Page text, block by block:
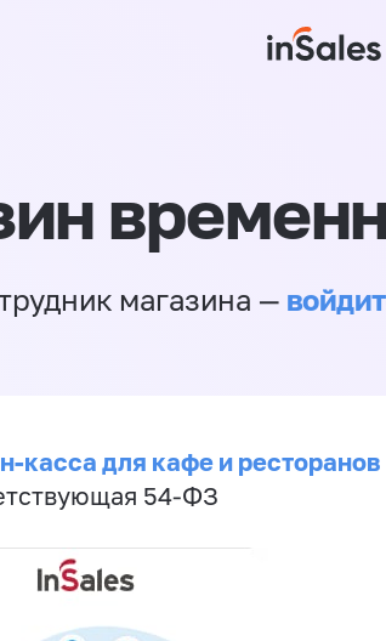
магазина —
касса для кафе и ресторанов
54-ФЗ